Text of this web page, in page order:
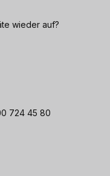
wieder auf?
724 45 80